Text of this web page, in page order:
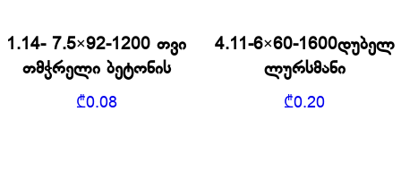
1.14- 7.5×92-1200 თვი
თმჭრელი ბეტონის
₾0.08
4.11-6×60-1600დუბელ
ლურსმანი
₾0.20